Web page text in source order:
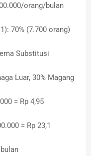
orang/bulan
70% (7.700 orang)
Substitusi
Luar, 30% Magang
= Rp 4,95
= Rp 23,1